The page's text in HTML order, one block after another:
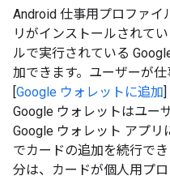
Android 仕事用プロファイ
リがインストールされて
ルで実行されている
加できます。ユーザーが
[Google ウォレットに追加]
Google ウォレットはユー
Google ウォレット アプリ
でカードの追加を続行で
分は、カードが個人用プ